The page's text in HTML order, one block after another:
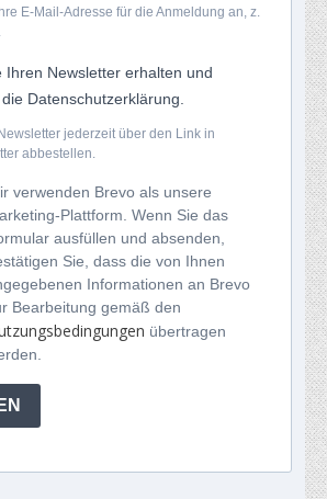
E-Mail-Adresse für die Anmeldung an, z.
Ihren Newsletter erhalten und
Datenschutzerklärung.
jederzeit über den Link in
abbestellen.
verwenden Brevo als unsere
Plattform. Wenn Sie das
ausfüllen und absenden,
Sie, dass die von Ihnen
Informationen an Brevo
Bearbeitung gemäß den
übertragen